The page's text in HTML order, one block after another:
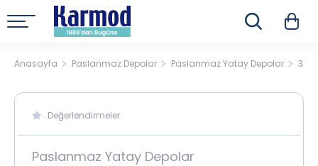
Anasayfa Paslanmaz Depolar Paslanmaz Yatay Depolar 3
Değerlendirmeler
Paslanmaz Yatay Depolar